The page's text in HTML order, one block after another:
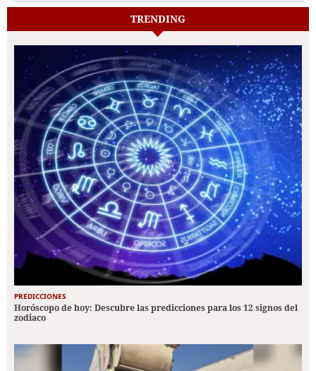
TRENDING
PREDICCIONES
Horóscopo de hoy: Descubre las predicciones para los 12 signos del
zodiaco